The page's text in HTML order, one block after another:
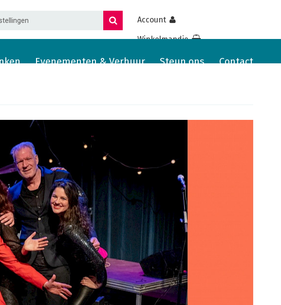
Account
Winkelmandje
Evenementen & Verhuur Steun ons Contact